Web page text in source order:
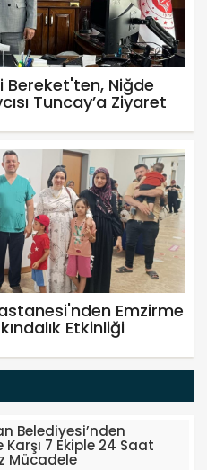
Bereket'ten, Niğde
Cumhuriyet Başsavcısı Tuncay’a Ziyaret
Emzirme
Etkinliği
Belediyesi’nden
Karşı 7 Ekiple 24 Saat
Mücadele